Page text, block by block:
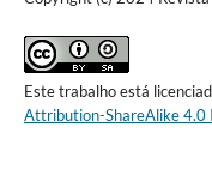
Este trabalho está
Attribution-ShareAlike 4.0